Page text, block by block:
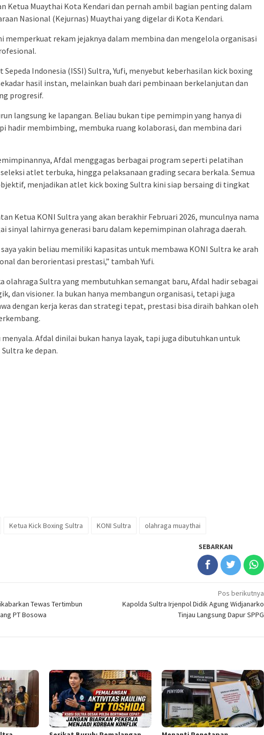
Ketua Muaythai Kota Kendari dan pernah ambil bagian penting dalam
Nasional (Kejurnas) Muaythai yang digelar di Kota Kendari.
memperkuat rekam jejaknya dalam membina dan mengelola organisasi
Sepeda Indonesia (ISSI) Sultra, Yufi, menyebut keberhasilan kick boxing
hasil instan, melainkan buah dari pembinaan berkelanjutan dan
progresif.
langsung ke lapangan. Beliau bukan tipe pemimpin yang hanya di
hadir membimbing, membuka ruang kolaborasi, dan membina dari
Afdal menggagas berbagai program seperti pelatihan
atlet terbuka, hingga pelaksanaan grading secara berkala. Semua
menjadikan atlet kick boxing Sultra kini siap bersaing di tingkat
Ketua KONI Sultra yang akan berakhir Februari 2026, munculnya nama
sinyal lahirnya generasi baru dalam kepemimpinan olahraga daerah.
yakin beliau memiliki kapasitas untuk membawa KONI Sultra ke arah
dan berorientasi prestasi,” tambah Yufi.
olahraga Sultra yang membutuhkan semangat baru, Afdal hadir sebagai
dan visioner. Ia bukan hanya membangun organisasi, tetapi juga
dengan kerja keras dan strategi tepat, prestasi bisa diraih bahkan oleh
Afdal dinilai bukan hanya layak, tapi juga dibutuhkan untuk
ke depan.
Ketua Kick Boxing Sultra KONI Sultra olahraga muaythai
SEBARKAN
Tewas Tertimbun
PT Bosowa
Pos berikutnya
Kapolda Sultra Irjenpol Didik Agung Widjanarko
Tinjau Langsung Dapur SPPG